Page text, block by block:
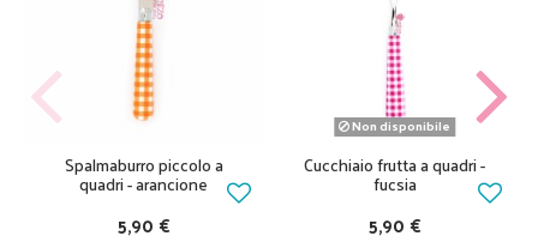
Spalmaburro piccolo a
quadri - arancione
5,90 €
Non disponibile
Cucchiaio frutta a quadri -
fucsia
5,90 €